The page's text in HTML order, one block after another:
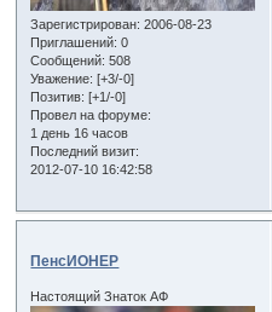
Зарегистрирован: 2006-08-23
Приглашений: 0
Сообщений: 508
Уважение: [+3/-0]
Позитив: [+1/-0]
Провел на форуме:
1 день 16 часов
Последний визит:
2012-07-10 16:42:58
ПенсИОНЕР
Настоящий Знаток АФ